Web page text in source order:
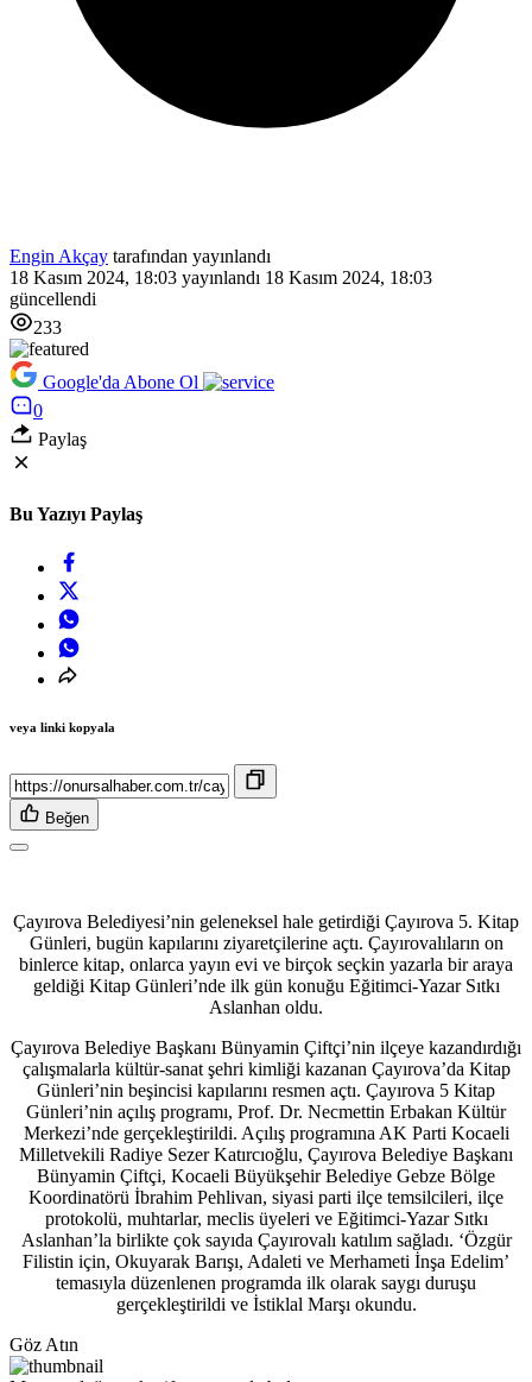
Engin Akçay tarafından yayınlandı
18 Kasım 2024, 18:03 yayınlandı 18 Kasım 2024, 18:03
güncellendi
233
Google'da Abone Ol
0
Paylaş
Bu Yazıyı Paylaş
veya linki kopyala
Beğen
Çayırova Belediyesi’nin geleneksel hale getirdiği Çayırova 5. Kitap
Günleri, bugün kapılarını ziyaretçilerine açtı. Çayırovalıların on
binlerce kitap, onlarca yayın evi ve birçok seçkin yazarla bir araya
geldiği Kitap Günleri’nde ilk gün konuğu Eğitimci-Yazar Sıtkı
Aslanhan oldu.
Çayırova Belediye Başkanı Bünyamin Çiftçi’nin ilçeye kazandırdığı
çalışmalarla kültür-sanat şehri kimliği kazanan Çayırova’da Kitap
Günleri’nin beşincisi kapılarını resmen açtı. Çayırova 5 Kitap
Günleri’nin açılış programı, Prof. Dr. Necmettin Erbakan Kültür
Merkezi’nde gerçekleştirildi. Açılış programına AK Parti Kocaeli
Milletvekili Radiye Sezer Katırcıoğlu, Çayırova Belediye Başkanı
Bünyamin Çiftçi, Kocaeli Büyükşehir Belediye Gebze Bölge
Koordinatörü İbrahim Pehlivan, siyasi parti ilçe temsilcileri, ilçe
protokolü, muhtarlar, meclis üyeleri ve Eğitimci-Yazar Sıtkı
Aslanhan’la birlikte çok sayıda Çayırovalı katılım sağladı. ‘Özgür
Filistin için, Okuyarak Barışı, Adaleti ve Merhameti İnşa Edelim’
temasıyla düzenlenen programda ilk olarak saygı duruşu
gerçekleştirildi ve İstiklal Marşı okundu.
Göz Atın